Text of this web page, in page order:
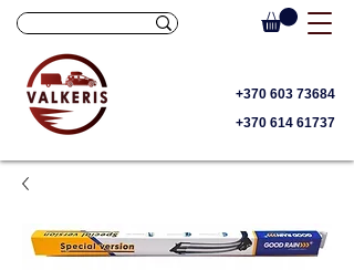
+370 603 73684
+370 614 61737